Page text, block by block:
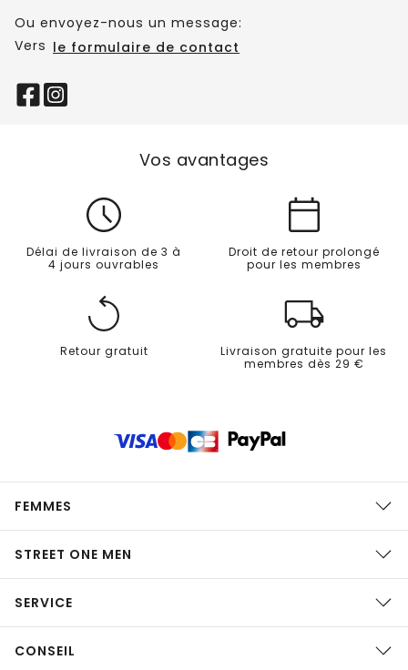
Ou envoyez-nous un message:
Vers le formulaire de contact
Vos avantages
Délai de livraison de 3 à
4 jours ouvrables
Droit de retour prolongé
pour les membres
Retour gratuit
Livraison gratuite pour les
membres dès 29 €
FEMMES
STREET ONE MEN
SERVICE
CONSEIL